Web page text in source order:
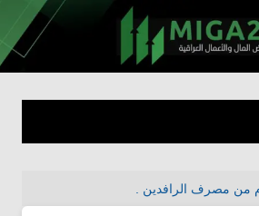
miga24.com
من مصرف الرافدين .